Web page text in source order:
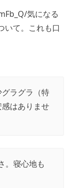
気になる
いて。これも口
ラグラ（特
はありませ
。寝心地も